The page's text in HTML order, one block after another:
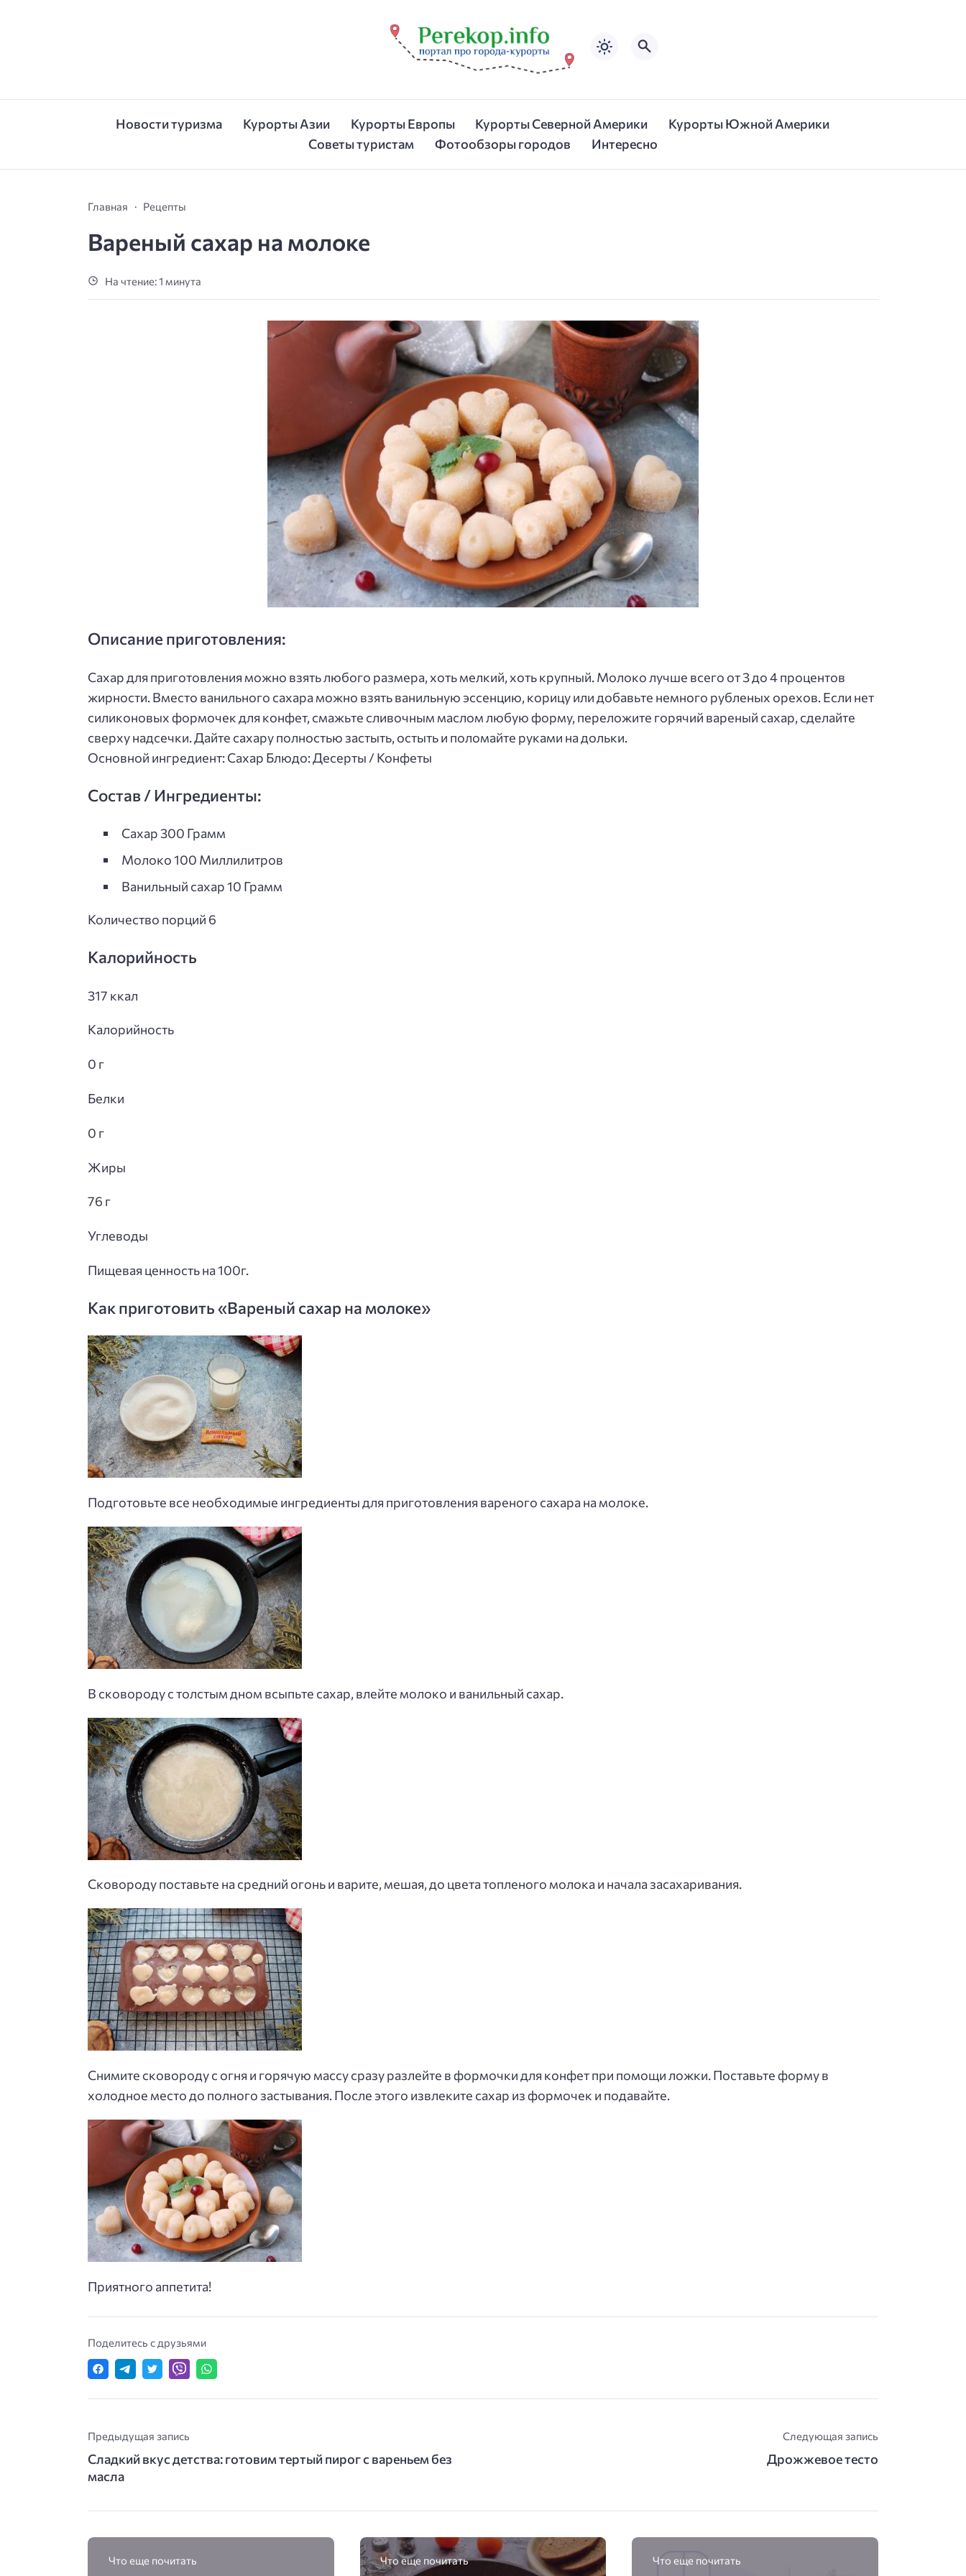
Новости туризма Курорты Азии Курорты Европы Курорты Северной Америки
Курорты Южной Америки
Советы туристам
Фотообзоры городов Интересно
Главная Рецепты
Вареный сахар на молоке
На чтение: 1 минута
Описание приготовления:
Сахар для приготовления можно взять любого размера, хоть мелкий, хоть крупный. Молоко лучше всего от 3 до 4 процентов
жирности. Вместо ванильного сахара можно взять ванильную эссенцию, корицу или добавьте немного рубленых орехов. Если нет
силиконовых формочек для конфет, смажьте сливочным маслом любую форму, переложите горячий вареный сахар, сделайте
сверху надсечки. Дайте сахару полностью застыть, остыть и поломайте руками на дольки.
Основной ингредиент: Сахар Блюдо: Десерты / Конфеты
Состав / Ингредиенты:
Сахар 300 Грамм
Молоко 100 Миллилитров
Ванильный сахар 10 Грамм
Количество порций 6
Калорийность
317 ккал
Калорийность
0 г
Белки
0 г
Жиры
76 г
Углеводы
Пищевая ценность на 100г.
Как приготовить «Вареный сахар на молоке»
Подготовьте все необходимые ингредиенты для приготовления вареного сахара на молоке.
В сковороду с толстым дном всыпьте сахар, влейте молоко и ванильный сахар.
Сковороду поставьте на средний огонь и варите, мешая, до цвета топленого молока и начала засахаривания.
Снимите сковороду с огня и горячую массу сразу разлейте в формочки для конфет при помощи ложки. Поставьте форму в
холодное место до полного застывания. После этого извлеките сахар из формочек и подавайте.
Приятного аппетита!
Поделитесь с друзьями
Предыдущая запись
Сладкий вкус детства: готовим тертый пирог с вареньем без
масла
Следующая запись
Дрожжевое тесто
Что еще почитать Что еще почитать Что еще почитать